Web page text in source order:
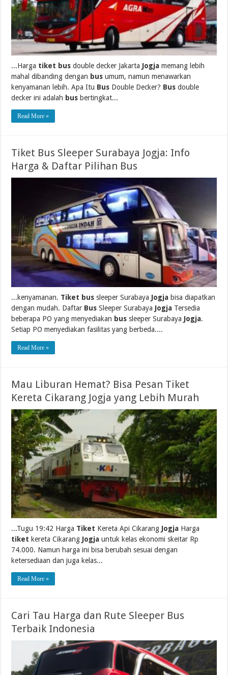
...Harga tiket bus double decker Jakarta Jogja memang lebih
mahal dibanding dengan bus umum, namun menawarkan
kenyamanan lebih. Apa Itu Bus Double Decker? Bus double
decker ini adalah bus bertingkat...
Read More »
Tiket Bus Sleeper Surabaya Jogja: Info
Harga & Daftar Pilihan Bus
...kenyamanan. Tiket bus sleeper Surabaya Jogja bisa diapatkan
dengan mudah. Daftar Bus Sleeper Surabaya Jogja Tersedia
beberapa PO yang menyediakan bus sleeper Surabaya Jogja.
Setiap PO menyediakan fasilitas yang berbeda....
Read More »
Mau Liburan Hemat? Bisa Pesan Tiket
Kereta Cikarang Jogja yang Lebih Murah
...Tugu 19:42 Harga Tiket Kereta Api Cikarang Jogja Harga
tiket kereta Cikarang Jogja untuk kelas ekonomi skeitar Rp
74.000. Namun harga ini bisa berubah sesuai dengan
ketersediaan dan juga kelas...
Read More »
Cari Tau Harga dan Rute Sleeper Bus
Terbaik Indonesia